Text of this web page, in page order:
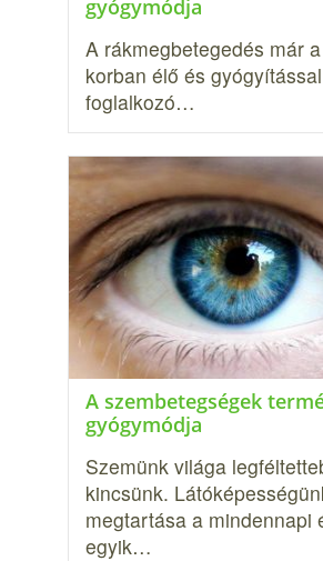
gyógymódja
A rákmegbetegedés már
korban élő és gyógyítással
foglalkozó…
A szembetegségek
gyógymódja
Szemünk világa
kincsünk.
megtartása a mindennapi
egyik…